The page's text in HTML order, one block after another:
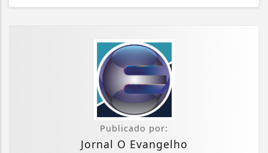
Publicado por:
Jornal O Evangelho